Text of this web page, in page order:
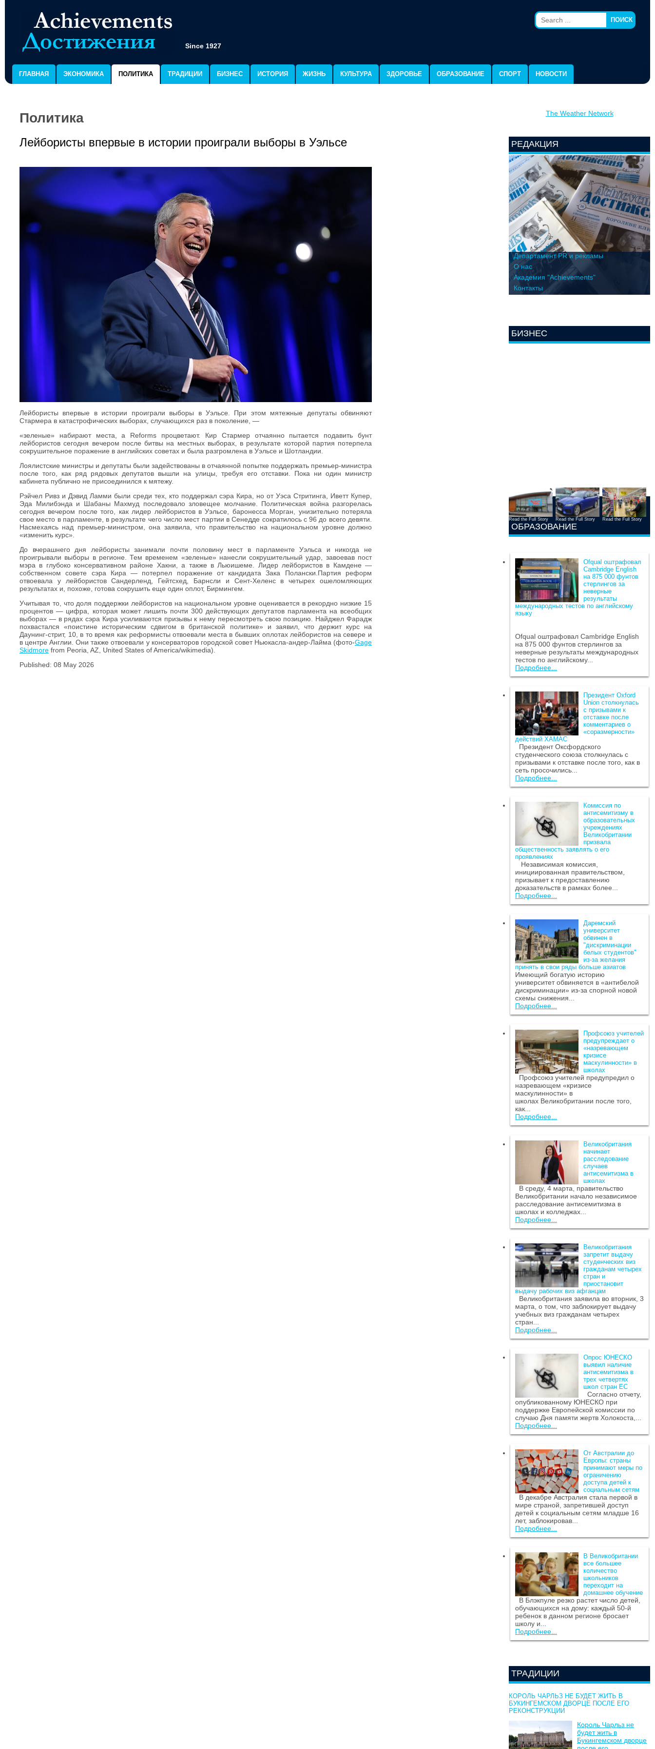
Since 1927
ПОИСК
ГЛАВНАЯ ЭКОНОМИКА ПОЛИТИКА ТРАДИЦИИ БИЗНЕС ИСТОРИЯ ЖИЗНЬ КУЛЬТУРА ЗДОРОВЬЕ ОБРАЗОВАНИЕ СПОРТ НОВОСТИ
Политика
Лейбористы впервые в истории проиграли выборы в Уэльсе
Лейбористы впервые в истории проиграли выборы в Уэльсе. При этом мятежные депутаты обвиняют
Стармера в катастрофических выборах, случающихся раз в поколение, —
«зеленые» набирают места, а Reforms процветают. Кир Стармер отчаянно пытается подавить бунт
лейбористов сегодня вечером после битвы на местных выборах, в результате которой партия потерпела
сокрушительное поражение в английских советах и ​​была разгромлена в Уэльсе и Шотландии.
Лоялистские министры и депутаты были задействованы в отчаянной попытке поддержать премьер-министра
после того, как ряд рядовых депутатов вышли на улицы, требуя его отставки. Пока ни один министр
кабинета публично не присоединился к мятежу.
Рэйчел Ривз и Дэвид Ламми были среди тех, кто поддержал сэра Кира, но от Уэса Стритинга, Иветт Купер,
Эда Милибэнда и Шабаны Махмуд последовало зловещее молчание. Политическая война разгорелась
сегодня вечером после того, как лидер лейбористов в Уэльсе, баронесса Морган, унизительно потеряла
свое место в парламенте, в результате чего число мест партии в Сенедде сократилось с 96 до всего девяти.
Насмехаясь над премьер-министром, она заявила, что правительство на национальном уровне должно
«изменить курс».
До вчерашнего дня лейбористы занимали почти половину мест в парламенте Уэльса и никогда не
проигрывали выборы в регионе. Тем временем «зеленые» нанесли сокрушительный удар, завоевав пост
мэра в глубоко консервативном районе Хакни, а также в Льюишеме. Лидер лейбористов в Камдене —
собственном совете сэра Кира — потерпел поражение от кандидата Зака ​​Полански.Партия реформ
отвоевала у лейбористов Сандерленд, Гейтсхед, Барнсли и Сент-Хеленс в четырех ошеломляющих
результатах и, похоже, готова сокрушить еще один оплот, Бирмингем.
Учитывая то, что доля поддержки лейбористов на национальном уровне оценивается в рекордно низкие 15
процентов — цифра, которая может лишить почти 300 действующих депутатов парламента на всеобщих
выборах — в рядах сэра Кира усиливаются призывы к нему пересмотреть свою позицию. Найджел Фарадж
похвастался «поистине историческим сдвигом в британской политике» и заявил, что держит курс на
Даунинг-стрит, 10, в то время как реформисты отвоевали места в бывших оплотах лейбористов на севере и
в центре Англии. Они также отвоевали у консерваторов городской совет Ньюкасла-андер-Лайма (фото-Gage
Skidmore from Peoria, AZ, United States of America/wikimedia).
Published: 08 May 2026
The Weather Network
РЕДАКЦИЯ
Департамент PR и рекламы
О нас
Академия "Achievements"
Контакты
БИЗНЕС
Read the Full Story Read the Full Story Read the Full Story
ОБРАЗОВАНИЕ
Ofqual оштрафовал
Cambridge English
на 875 000 фунтов
стерлингов за
неверные
результаты
международных тестов по английскому
языку
Ofqual оштрафовал Cambridge English
на 875 000 фунтов стерлингов за
неверные результаты международных
тестов по английскому...
Подробнее...
Президент Oxford
Union столкнулась
с призывами к
отставке после
комментариев о
«соразмерности»
действий ХАМАС
Президент Оксфордского
студенческого союза столкнулась с
призывами к отставке после того, как в
сеть просочились...
Подробнее...
Комиссия по
антисемитизму в
образовательных
учреждениях
Великобритании
призвала
общественность заявлять о его
проявлениях
Независимая комиссия,
инициированная правительством,
призывает к предоставлению
доказательств в рамках более...
Подробнее...
Даремский
университет
обвинен в
"дискриминации
белых студентов"
из-за желания
принять в свои ряды больше азиатов
Имеющий богатую историю
университет обвиняется в «антибелой
дискриминации» из-за спорной новой
схемы снижения...
Подробнее...
Профсоюз учителей
предупреждает о
«назревающем
кризисе
маскулинности» в
школах
Профсоюз учителей предупредил о
назревающем «кризисе
маскулинности» в
школах Великобритании после того,
как...
Подробнее...
Великобритания
начинает
расследование
случаев
антисемитизма в
школах
В среду, 4 марта, правительство
Великобритании начало независимое
расследование антисемитизма в
школах и колледжах...
Подробнее...
Великобритания
запретит выдачу
студенческих виз
гражданам четырех
стран и
приостановит
выдачу рабочих виз афганцам
Великобритания заявила во вторник, 3
марта, о том, что заблокирует выдачу
учебных виз гражданам четырех
стран...
Подробнее...
Опрос ЮНЕСКО
выявил наличие
антисемитизма в
трех четвертях
школ стран ЕС
Согласно отчету,
опубликованному ЮНЕСКО при
поддержке Европейской комиссии по
случаю Дня памяти жертв Холокоста,...
Подробнее...
От Австралии до
Европы: страны
принимают меры по
ограничению
доступа детей к
социальным сетям
В декабре Австралия стала первой в
мире страной, запретившей доступ
детей к социальным сетям младше 16
лет, заблокировав...
Подробнее...
В Великобритании
все большее
количество
школьников
переходит на
домашнее обучение
В Блэкпуле резко растет число детей,
обучающихся на дому: каждый 50-й
ребенок в данном регионе бросает
школу и...
Подробнее...
ТРАДИЦИИ
КОРОЛЬ ЧАРЛЬЗ НЕ БУДЕТ ЖИТЬ В
БУКИНГЕМСКОМ ДВОРЦЕ ПОСЛЕ ЕГО
РЕКОНСТРУКЦИИ
Король Чарльз не
будет жить в
Букингемском дворце